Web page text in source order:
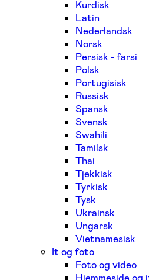
Kurdisk
Latin
Nederlandsk
Norsk
Persisk - farsi
Polsk
Portugisisk
Russisk
Spansk
Svensk
Swahili
Tamilsk
Thai
Tjekkisk
Tyrkisk
Tysk
Ukrainsk
Ungarsk
Vietnamesisk
It og foto
Foto og video